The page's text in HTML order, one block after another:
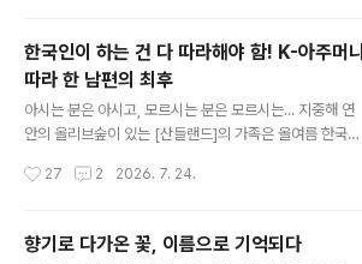
색하면서 좀... 가성비가 괜찮을 비행기 티켓을 찾아봤어요.
왜냐면? 우리 가족이 다섯 명이라 티켓 다섯 장이 장난 아
니거든요. 천만 원이 훌쩍 넘어가는 게, 전에는 느껴보지 못
한 공포를 느꼈기 때문이지요. 그러다 좀체 관심이 없었던
터키항공이 눈에 들어왔어요. 가격과 경유 시간, 시간대가
은 생각지도 않게 한국 여행 포기하려다 가격이 잠깐 싸지
한국인이 하는 건 다 따라해야 함! K-아주머니
따라 한 남편의 최후
아시는 분은 아시고, 모르시는 분은 모르시는... 지중해 연
안의 올리브숲이 있는 [산들랜드]의 가족은 올여름 한국에
3주의 짧은 휴가를 신청하고 아이들이 맞는 여름 방학에
다. 그러다 한국에 다녀온 지 4년이라는 시간이 흘렀구나
라는 생각이 들어 남편에게 한국행을 선택하자고 말했지
27 2 2026. 7. 24.
향기로 다가온 꽃, 이름으로 기억되다